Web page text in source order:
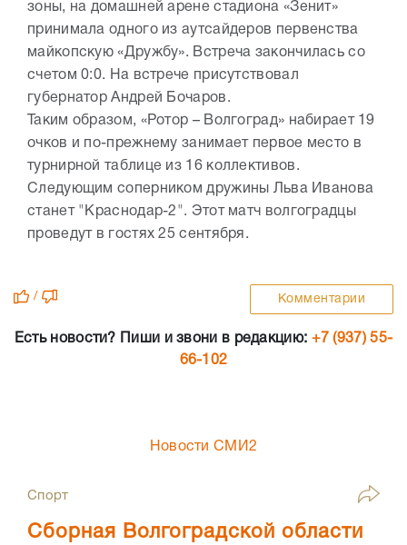
зоны, на домашней арене стадиона «Зенит»
принимала одного из аутсайдеров первенства
майкопскую «Дружбу». Встреча закончилась со
счетом 0:0. На встрече присутствовал
губернатор Андрей Бочаров.
Таким образом, «Ротор – Волгоград» набирает 19
очков и по-прежнему занимает первое место в
турнирной таблице из 16 коллективов.
Следующим соперником дружины Льва Иванова
станет "Краснодар-2". Этот матч волгоградцы
проведут в гостях 25 сентября.
/ Комментарии
Есть новости? Пиши и звони в редакцию: +7 (937) 55-
66-102
Новости СМИ2
Спорт
Сборная Волгоградской области